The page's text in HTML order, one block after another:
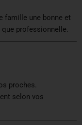
famille une bonne et
que professionnelle.
proches.
selon vos